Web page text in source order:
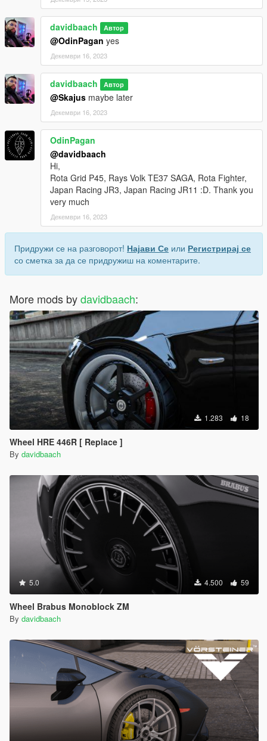
davidbaach Автор
@OdinPagan yes
Декември 16, 2023
davidbaach Автор
@Skajus maybe later
Декември 16, 2023
OdinPagan
@davidbaach
Hi,
Rota Grid P45, Rays Volk TE37 SAGA, Rota Fighter,
Japan Racing JR3, Japan Racing JR11 :D. Thank you
very much
Декември 16, 2023
Придружи се на разговорот! Најави Се или Регистрирај се
со сметка за да се придружиш на коментарите.
More mods bydavidbaach:
1.283 18
Wheel HRE 446R [ Replace ]
By davidbaach
5.0 4.500 59
Wheel Brabus Monoblock ZM
By davidbaach